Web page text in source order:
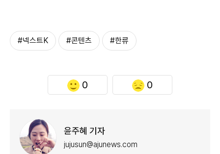
#넥스트K #콘텐츠 #한류
0 0
윤주혜 기자
jujusun@ajunews.com